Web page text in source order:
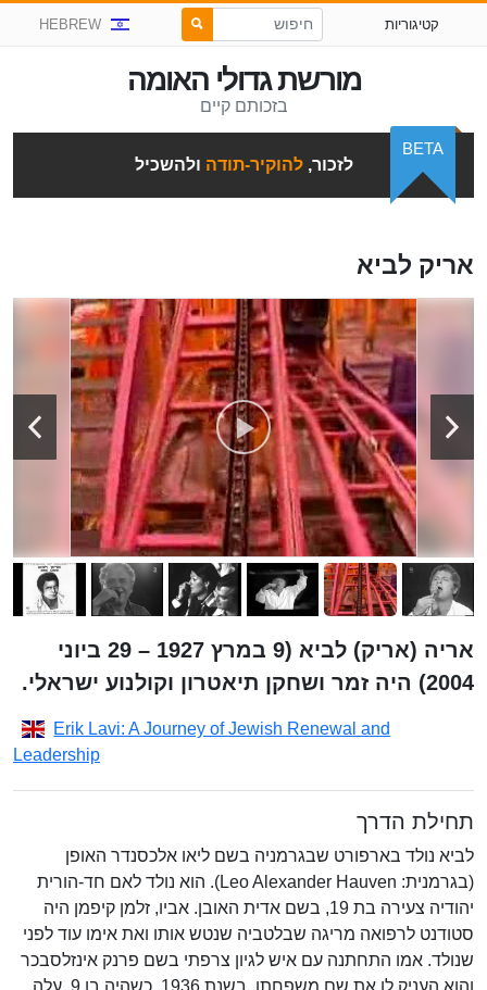
קטיגוריות HEBREW
מורשת גדולי האומה
בזכותם קיים
לזכור,להוקיר-תודה ולהשכיל
BETA
אריק לביא
אריה (אריק) לביא (9 במרץ 1927 – 29 ביוני
2004) היה זמר ושחקן תיאטרון וקולנוע ישראלי.
Erik Lavi: A Journey of Jewish Renewal and
Leadership
תחילת הדרך
לביא נולד בארפורט שבגרמניה בשם ליאו אלכסנדר האופן
(בגרמנית: Leo Alexander Hauven). הוא נולד לאם חד-הורית
יהודיה צעירה בת 19, בשם אדית האובן. אביו, זלמן קיפמן היה
סטודנט לרפואה מריגה שבלטביה שנטש אותו ואת אימו עוד לפני
שנולד. אמו התחתנה עם איש לגיון צרפתי בשם פרנק אינזלסבכר